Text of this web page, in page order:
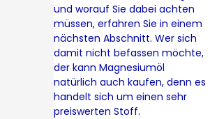
und worauf Sie dabei achten
müssen, erfahren Sie in einem
nächsten Abschnitt. Wer sich
damit nicht befassen möchte,
der kann Magnesiumöl
natürlich auch kaufen, denn es
handelt sich um einen sehr
preiswerten Stoff.